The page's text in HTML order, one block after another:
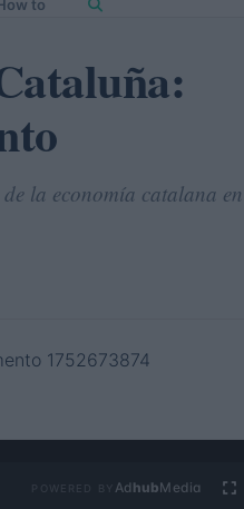
to
la economía catalana en
Ad hubMedia